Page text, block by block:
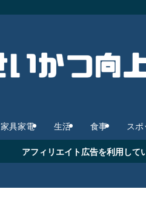
家具家電 生活 食事 ス
アフィリエイト広告を利用して